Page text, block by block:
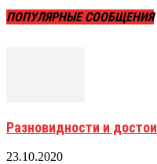
ПОПУЛЯРНЫЕ СООБЩЕНИЯ
Разновидности и
23.10.2020